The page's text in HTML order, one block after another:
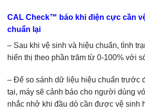
CAL Check™ báo khi điện cực cần
chuẩn lại
– Sau khi vệ sinh và hiệu chuẩn, tình
hiển thị theo phần trăm từ 0-100% với
– Để so sánh dữ liệu hiệu chuẩn trước
tại, máy sẽ cảnh báo cho người dùng
nhắc nhở khi đầu dò cần được vệ sinh